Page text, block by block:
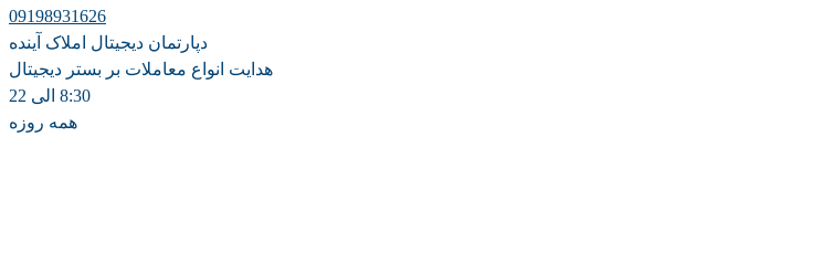
فروش
09198931626
دپارتمان دیجیتال املاک آینده
هدایت انواع معاملات بر بستر دیجیتال
8:30 الی 22
همه روزه